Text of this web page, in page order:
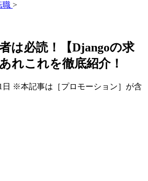
職 >
は必読！【Djangoの求
れこれを徹底紹介！
※本記事は［プロモーション］が含